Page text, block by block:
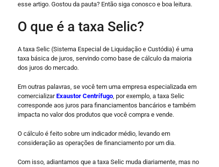
esse artigo. Gostou da pauta? Então siga conosco e boa leitura.
O que é a taxa Selic?
A taxa Selic (Sistema Especial de Liquidação e Custódia) é uma
taxa básica de juros, servindo como base de cálculo da maioria
dos juros do mercado.
Em outras palavras, se você tem uma empresa especializada em
comercializarExaustor Centrífugo, por exemplo, a taxa Selic
corresponde aos juros para financiamentos bancários e também
impacta no valor dos produtos que você compra e vende.
O cálculo é feito sobre um indicador médio, levando em
consideração as operações de financiamento por um dia.
Com isso, adiantamos que a taxa Selic muda diariamente, mas no